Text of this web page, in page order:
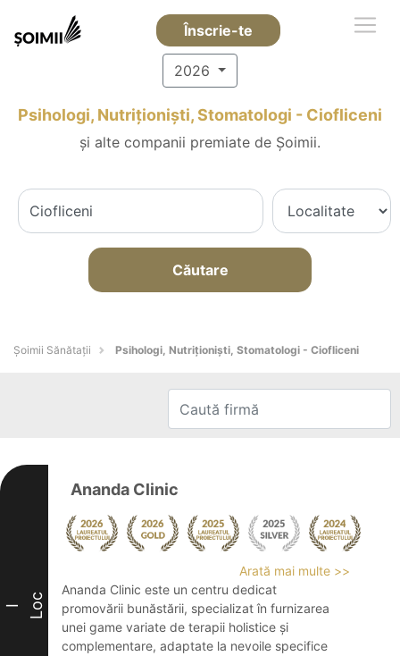
Înscrie-te
2026
Psihologi, Nutriționiști, Stomatologi - Ciofliceni
și alte companii premiate de Șoimii.
Căutare
Şoimii Sănătații Psihologi, Nutriționiști, Stomatologi - Ciofliceni
I Loc
Ananda Clinic
Arată mai multe >>
Ananda Clinic este un centru dedicat
promovării bunăstării, specializat în furnizarea
unei game variate de terapii holistice și
complementare, adaptate la nevoile specifice